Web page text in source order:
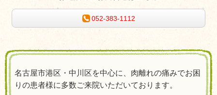
052-383-1112
名古屋市港区・中川区を中心に、肉離れの痛みでお困
りの患者様に多数ご来院いただいております。